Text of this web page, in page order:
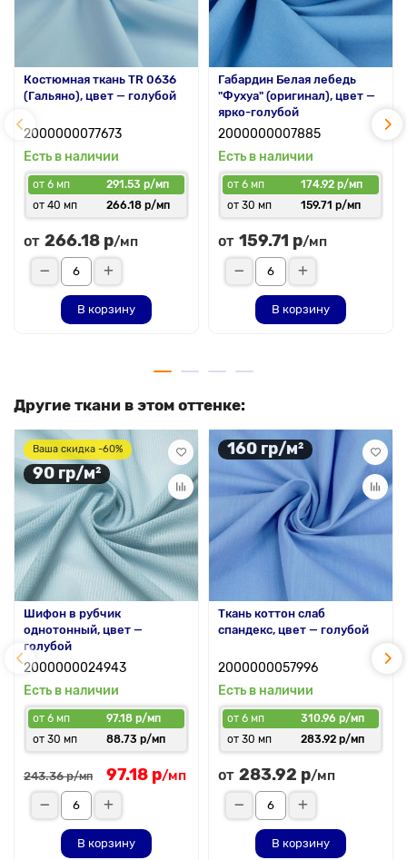
Костюмная ткань TR 0636
(Гальяно), цвет — голубой
2000000077673
Есть в наличии
от 6 мп
291.53 р/мп
от 40 мп
266.18 р/мп
от 266.18 р/мп
В корзину
Габардин Белая лебедь
"Фухуа" (оригинал), цвет —
ярко-голубой
2000000007885
Есть в наличии
от 6 мп
174.92 р/мп
от 30 мп
159.71 р/мп
от 159.71 р/мп
В корзину
Другие ткани в этом оттенке:
Ваша скидка -60%
90 гр/м²
Шифон в рубчик
однотонный, цвет —
голубой
2000000024943
Есть в наличии
от 6 мп
97.18 р/мп
от 30 мп
88.73 р/мп
243.36 р/мп 97.18 р/мп
В корзину
160 гр/м²
Ткань коттон слаб
спандекс, цвет — голубой
2000000057996
Есть в наличии
от 6 мп
310.96 р/мп
от 30 мп
283.92 р/мп
от 283.92 р/мп
В корзину